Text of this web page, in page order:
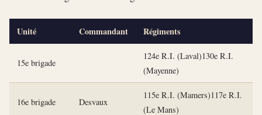
Unité Commandant Régiments
15e brigade
124e R.I. (Laval)130e R.I.
(Mayenne)
16e brigade Desvaux
115e R.I. (Mamers)117e R.I.
(Le Mans)